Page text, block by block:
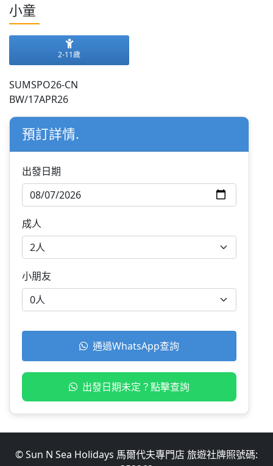
小童
2-11歲
SUMSPO26-CN
BW/17APR26
預訂詳情.
出發日期
成人
小朋友
通過WhatsApp查詢
出發日期未定？點擊查詢
© Sun N Sea Holidays 馬爾代夫專門店 旅遊社牌照號碼: